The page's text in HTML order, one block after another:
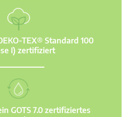
TEX® Standard 100
I) zertifiziert
GOTS 7.0 zertifiziertes